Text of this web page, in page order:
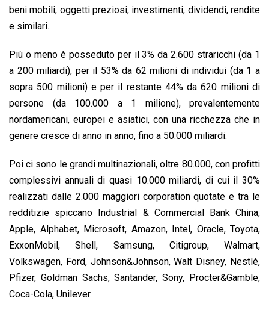
o
o
A
d
d
i
beni mobili, oggetti preziosi, investimenti, dividendi, rendite
e similari.
Più o meno è posseduto per il 3% da 2.600 straricchi (da 1
a 200 miliardi), per il 53% da 62 milioni di individui (da 1 a
sopra 500 milioni) e per il restante 44% da 620 milioni di
persone (da 100.000 a 1 milione), prevalentemente
nordamericani, europei e asiatici, con una ricchezza che in
genere cresce di anno in anno, fino a 50.000 miliardi.
Poi ci sono le grandi multinazionali, oltre 80.000, con profitti
complessivi annuali di quasi 10.000 miliardi, di cui il 30%
realizzati dalle 2.000 maggiori corporation quotate e tra le
redditizie spiccano Industrial & Commercial Bank China,
Apple, Alphabet, Microsoft, Amazon, Intel, Oracle, Toyota,
ExxonMobil, Shell, Samsung, Citigroup, Walmart,
Volkswagen, Ford, Johnson&Johnson, Walt Disney, Nestlé,
Pfizer, Goldman Sachs, Santander, Sony, Procter&Gamble,
Coca-Cola, Unilever.